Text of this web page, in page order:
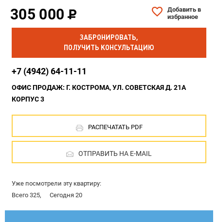
305 000
Добавить в
избранное
ЗАБРОНИРОВАТЬ,
ПОЛУЧИТЬ КОНСУЛЬТАЦИЮ
+7 (4942) 64-11-11
ОФИС ПРОДАЖ: Г. КОСТРОМА, УЛ. СОВЕТСКАЯ Д. 21А
КОРПУС 3
РАСПЕЧАТАТЬ PDF
ОТПРАВИТЬ НА E-MAIL
Уже посмотрели эту квартиру:
Всего 325,
Сегодня 20